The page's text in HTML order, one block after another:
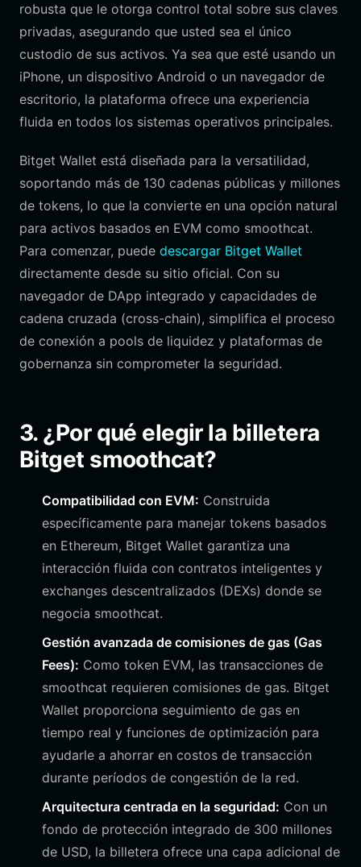
robusta que le otorga control total sobre sus claves
privadas, asegurando que usted sea el único
custodio de sus activos. Ya sea que esté usando un
iPhone, un dispositivo Android o un navegador de
escritorio, la plataforma ofrece una experiencia
fluida en todos los sistemas operativos principales.
Bitget Wallet está diseñada para la versatilidad,
soportando más de 130 cadenas públicas y millones
de tokens, lo que la convierte en una opción natural
para activos basados en EVM como smoothcat.
Para comenzar, puede descargar Bitget Wallet
directamente desde su sitio oficial. Con su
navegador de DApp integrado y capacidades de
cadena cruzada (cross-chain), simplifica el proceso
de conexión a pools de liquidez y plataformas de
gobernanza sin comprometer la seguridad.
3. ¿Por qué elegir la billetera
Bitget smoothcat?
Compatibilidad con EVM: Construida
específicamente para manejar tokens basados
en Ethereum, Bitget Wallet garantiza una
interacción fluida con contratos inteligentes y
exchanges descentralizados (DEXs) donde se
negocia smoothcat.
Gestión avanzada de comisiones de gas (Gas
Fees): Como token EVM, las transacciones de
smoothcat requieren comisiones de gas. Bitget
Wallet proporciona seguimiento de gas en
tiempo real y funciones de optimización para
ayudarle a ahorrar en costos de transacción
durante períodos de congestión de la red.
Arquitectura centrada en la seguridad: Con un
fondo de protección integrado de 300 millones
de USD, la billetera ofrece una capa adicional de